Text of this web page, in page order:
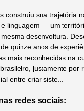
construiu sua trajetória
e linguagem — um
desenvoltura.
quinze anos de
mais reconhecidas na
justamente por
entre criar siste...
redes sociais: